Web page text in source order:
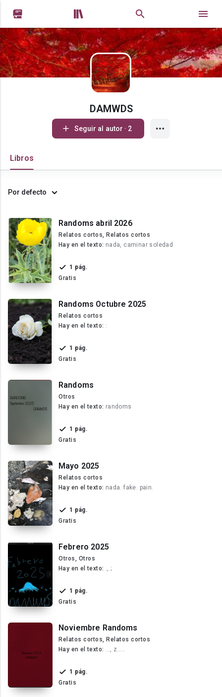
 
DAMWDS
Seguir al autor · 2
Libros
Por defecto
Randoms abril 2026
Relatos cortos, Relatos cortos
Hay en el texto: nada, caminar soledad
1 pág.
Gratis
Randoms Octubre 2025
Relatos cortos
Hay en el texto: :
1 pág.
Gratis
Randoms
Otros
Hay en el texto: randoms
1 pág.
Gratis
Mayo 2025
Relatos cortos
Hay en el texto: nada. fake. pain.
1 pág.
Gratis
Febrero 2025
Otros, Otros
Hay en el texto: ., ;
1 pág.
Gratis
Noviembre Randoms
Relatos cortos, Relatos cortos
Hay en el texto: …, z…..
1 pág.
Gratis